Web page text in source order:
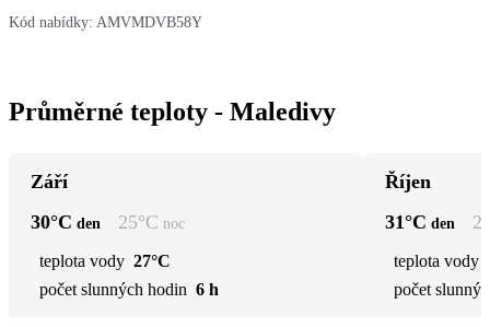
Kód nabídky: AMVMDVB58Y
Průměrné teploty - Maledivy
Září
30°C den 25°C noc
teplota vody 27°C
počet slunných hodin 6 h
Říjen
31°C den
teplota vody
počet